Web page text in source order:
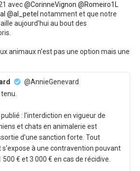
avec@CorinneVignon @Romeiro1L
@al_petel notamment et que notre
aujourd'hui au bout des
animaux n'est pas une option mais une
@AnnieGenevard
: l’interdiction en vigueur de
et chats en animalerie est
d’une sanction forte. Tout
à une contravention pouvant
500 € et 3 000 € en cas de récidive.